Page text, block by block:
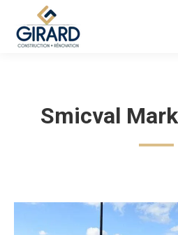
Smicval